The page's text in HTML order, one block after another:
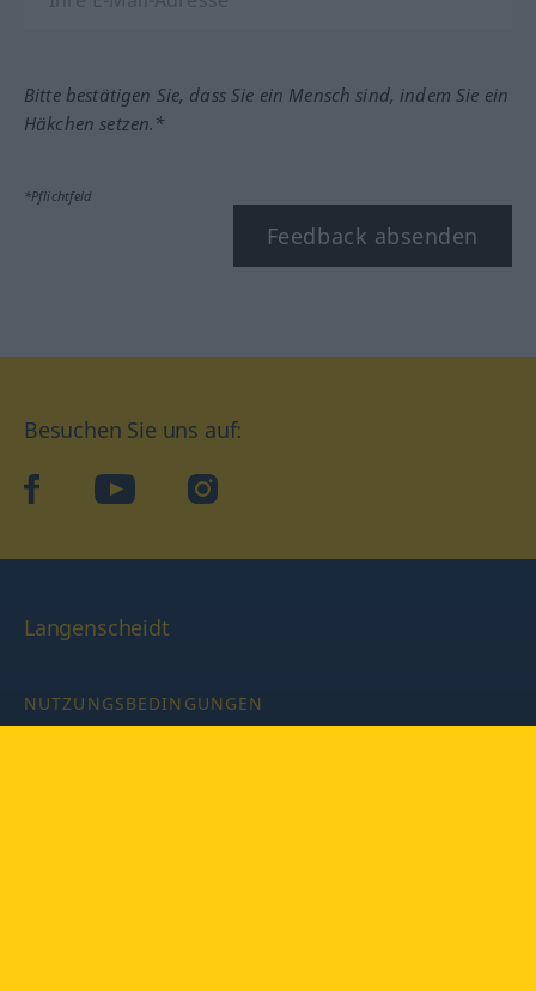
Bitte bestätigen Sie, dass Sie ein Mensch sind, indem Sie ein
Häkchen setzen.*
*Pflichtfeld
Feedback absenden
Besuchen Sie uns auf:
facebookYouTube Instagram
Langenscheidt
NUTZUNGSBEDINGUNGEN